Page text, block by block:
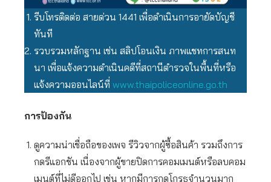
รีบโทรติดต่อ สายด่วน 1441 เพื่อดำเนินการอายัดบัญชี
ทันที
รวบรวมหลักฐาน เช่น สลิปโอนเงิน ภาพแชทการสนท
นา เพื่อแจ้งความดำเนินคดีที่สถานีตำรวจในพื้นที่หรือ
แจ้งความออนไลน์ที่ www.thaipoliceonline.go.th
การป้องกัน
ดูความน่าเชื่อถือของเพจ รีวิวจากผู้ซื้อสินค้า รวมถึงการ
กดรีแอกชัน เนื่องจากผู้ขายปิดการคอมเมนต์หรือลบคอม
เมนต์ที่ไม่ดีออกไป เช่น หากมีการกดโกรธจำนวนมาก